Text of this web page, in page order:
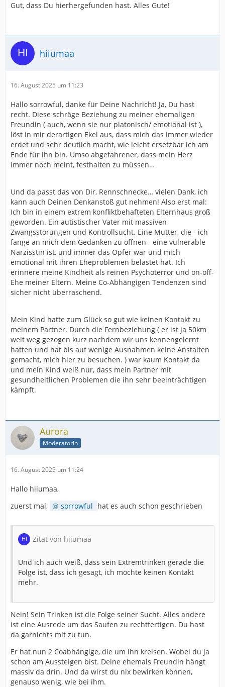
Gut, dass Du hierhergefunden hast. Alles Gute!
hiiumaa
16. August 2025 um 11:23
Hallo sorrowful, danke für Deine Nachricht! Ja, Du hast
recht. Diese schräge Beziehung zu meiner ehemaligen
Freundin ( auch, wenn sie nur platonisch/ emotional ist ),
löst in mir derartigen Ekel aus, dass mich das immer wieder
erdet und sehr deutlich macht, wie leicht ersetzbar ich am
Ende für ihn bin. Umso abgefahrener, dass mein Herz
immer noch meint, festhalten zu müssen…
Und da passt das von Dir, Rennschnecke… vielen Dank, ich
kann auch Deinen Denkanstoß gut nehmen! Also erst mal:
Ich bin in einem extrem konfliktbehafteten Elternhaus groß
geworden. Ein autistischer Vater mit massiven
Zwangsstörungen und Kontrollsucht. Eine Mutter, die - ich
fange an mich dem Gedanken zu öffnen - eine vulnerable
Narzisstin ist, und immer das Opfer war und mich
emotional mit ihren Eheproblemen belastet hat. Ich
erinnere meine Kindheit als reinen Psychoterror und on-off-
Ehe meiner Eltern. Meine Co-Abhängigen Tendenzen sind
sicher nicht überraschend.
Mein Kind hatte zum Glück so gut wie keinen Kontakt zu
meinem Partner. Durch die Fernbeziehung ( er ist ja 50km
weit weg gezogen kurz nachdem wir uns kennengelernt
hatten und hat bis auf wenige Ausnahmen keine Anstalten
gemacht, mich hier zu besuchen. ) war kaum Kontakt da
und mein Kind weiß nur, dass mein Partner mit
gesundheitlichen Problemen die ihn sehr beeinträchtigen
kämpft.
Aurora
Moderatorin
16. August 2025 um 11:24
Hallo hiiumaa,
zuerst mal,
sorrowful hat es auch schon geschrieben
Zitat von hiiumaa
Und ich auch weiß, dass sein Extremtrinken gerade die
Folge ist, dass ich gesagt, ich möchte keinen Kontakt
mehr.
Nein! Sein Trinken ist die Folge seiner Sucht. Alles andere
ist eine Ausrede um das Saufen zu rechtfertigen. Du hast
da garnichts mit zu tun.
Er hat nun 2 Coabhängige, die um ihn kreisen. Wobei du ja
schon am Aussteigen bist. Deine ehemals Freundin hängt
massiv da drin. Und da wirst du nix bewirken können,
genauso wenig, wie bei ihm.